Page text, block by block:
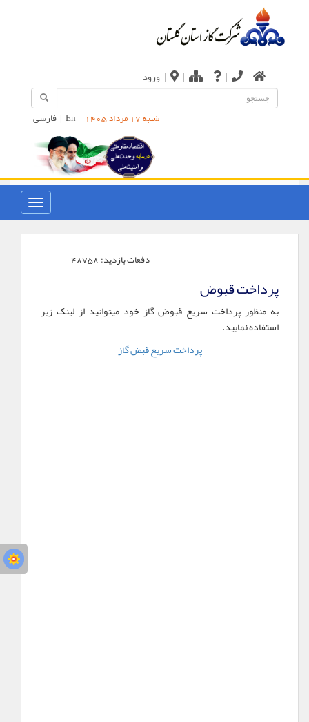
|
|
|
|
| ورود
شنبه 17 مرداد 1405 En
| فارسی
دفعات بازدید: 48758
پرداخت قبوض
به منظور پرداخت سریع قبوض گاز خود میتوانید از لینک زیر
استفاده نمایید.
پرداخت سریع قبض گاز